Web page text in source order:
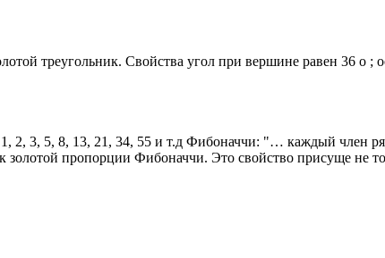
треугольник. Свойства угол при вершине равен 36 о ;
3, 5, 8, 13, 21, 34, 55 и т.д Фибоначчи: "… каждый член
пропорции Фибоначчи. Это свойство присуще не